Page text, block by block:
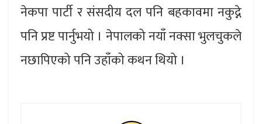
नेकपा पार्टी र संसदीय दल पनि बहकावमा नकुद्ने
पनि प्रष्ट पार्नुभयो । नेपालको नयाँ नक्सा भुलचुकले
नछापिएको पनि उहाँको कथन थियो ।